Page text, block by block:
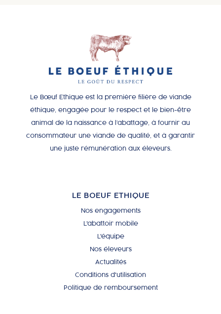
Le Bœuf Ethique est la première filière de viande
éthique, engagée pour le respect et le bien-être
animal de la naissance à l’abattage, à fournir au
consommateur une viande de qualité, et à garantir
une juste rémunération aux éleveurs.
LE BOEUF ETHIQUE
Nos engagements
L'abattoir mobile
L'équipe
Nos éleveurs
Actualités
Conditions d'utilisation
Politique de remboursement